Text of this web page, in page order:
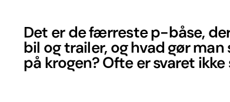
Det er de færreste p-båse,
bil og trailer, og hvad gør
på krogen? Ofte er svaret